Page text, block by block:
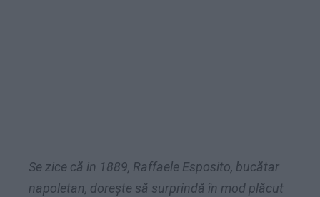
Se zice că in 1889, Raffaele Esposito, bucătar
napoletan, doreşte să surprindă în mod plăcut